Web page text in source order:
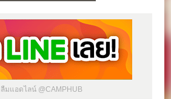
มแอดไลน์ @CAMPHUB